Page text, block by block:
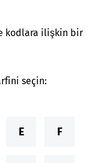
kodlara ilişkin bir
seçin:
E F